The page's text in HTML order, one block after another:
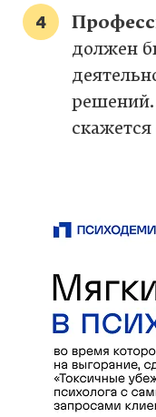
должен
решений.
скажется